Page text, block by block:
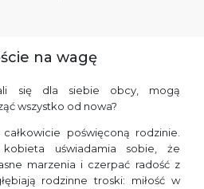
na wagę
się dla siebie obcy, mogą
wszystko od nowa?
poświęconą rodzinie.
uświadamia sobie, że
marzenia i czerpać radość z
rodzinne troski: miłość w